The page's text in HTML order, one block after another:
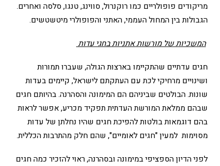
מריקודים פופולריים כמו רוקנרול, סווינג, טנגו, סלסה ואחרים.
הגבולות בין המחול העממי, האתני והפופולרי מיטשטשים.
המשכיות של מורשות אתניות בחגי עדות
חגים עדתיים שהתקיימו בארצות הגולה, שעברו תמורות
ושינויים מרחיקי לכת עם העתקתם לישראל, קיימים בעדות
שונות. הבולטים שביניהם הם המימונה והסהרנה. בהיותם חגים
שבהם ממלאת המורשת העדתית תפקיד מכריע, אפשר לראות
בהם דוגמאות בולטות להפיכת חגים שהיו נחלתן של עדות
מסוימות למעין "חגים לאומיים", שהם חלק מהתרבות הכללית.
לפני הדיון הספציפי במימונה ובסהרנה, ראוי להזכיר כמה חגים